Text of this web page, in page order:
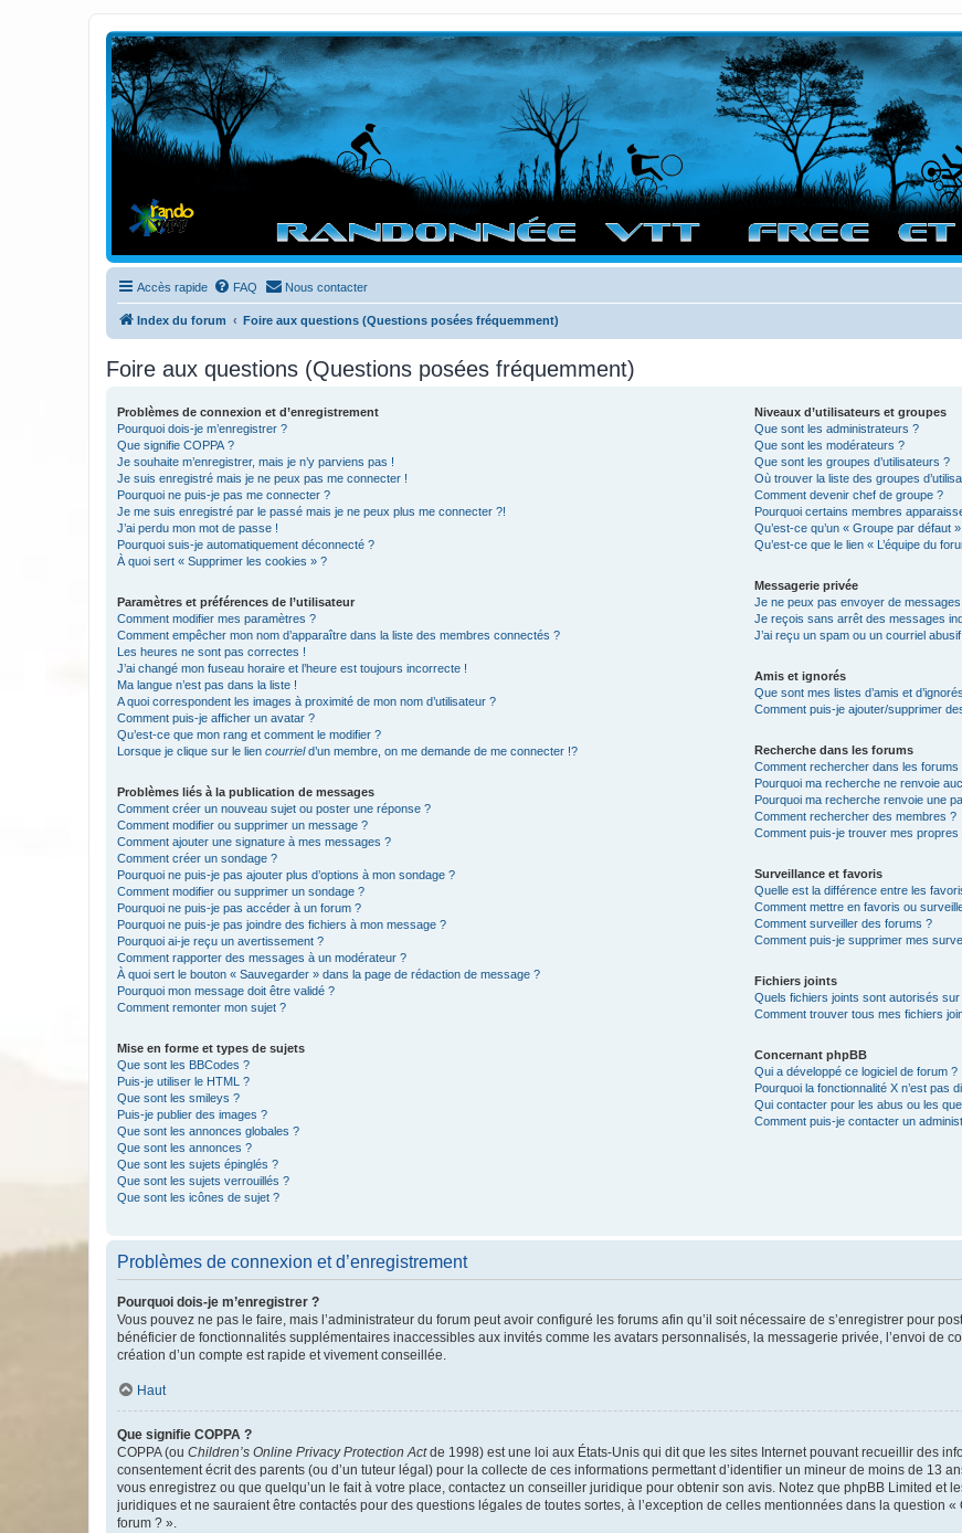
Randovttfree.fr
Bienvenue sur le site des randos vtt et pédestre de Bretagne . Bonne navigation sur le site et bonnes randos dans l'Ouest !
Accès rapide FAQ Nous contacter
Index du forum Foire aux questions (Questions posées fréquemment)
Foire aux questions (Questions posées fréquemment)
Problèmes de connexion et d’enregistrement
Pourquoi dois-je m’enregistrer ?
Que signifie COPPA ?
Je souhaite m’enregistrer, mais je n’y parviens pas !
Je suis enregistré mais je ne peux pas me connecter !
Pourquoi ne puis-je pas me connecter ?
Je me suis enregistré par le passé mais je ne peux plus me connecter ?!
J’ai perdu mon mot de passe !
Pourquoi suis-je automatiquement déconnecté ?
À quoi sert « Supprimer les cookies » ?
Paramètres et préférences de l’utilisateur
Comment modifier mes paramètres ?
Comment empêcher mon nom d’apparaître dans la liste des membres connectés ?
Les heures ne sont pas correctes !
J’ai changé mon fuseau horaire et l’heure est toujours incorrecte !
Ma langue n’est pas dans la liste !
A quoi correspondent les images à proximité de mon nom d’utilisateur ?
Comment puis-je afficher un avatar ?
Qu’est-ce que mon rang et comment le modifier ?
Lorsque je clique sur le lien courrield’un membre, on me demande de me connecter !?
Problèmes liés à la publication de messages
Comment créer un nouveau sujet ou poster une réponse ?
Comment modifier ou supprimer un message ?
Comment ajouter une signature à mes messages ?
Comment créer un sondage ?
Pourquoi ne puis-je pas ajouter plus d’options à mon sondage ?
Comment modifier ou supprimer un sondage ?
Pourquoi ne puis-je pas accéder à un forum ?
Pourquoi ne puis-je pas joindre des fichiers à mon message ?
Pourquoi ai-je reçu un avertissement ?
Comment rapporter des messages à un modérateur ?
À quoi sert le bouton « Sauvegarder » dans la page de rédaction de message ?
Pourquoi mon message doit être validé ?
Comment remonter mon sujet ?
Mise en forme et types de sujets
Que sont les BBCodes ?
Puis-je utiliser le HTML ?
Que sont les smileys ?
Puis-je publier des images ?
Que sont les annonces globales ?
Que sont les annonces ?
Que sont les sujets épinglés ?
Que sont les sujets verrouillés ?
Que sont les icônes de sujet ?
Niveaux d’utilisateurs et groupes
Que sont les administrateurs ?
Que sont les modérateurs ?
Que sont les groupes d’utilisateurs ?
Où trouver la liste des groupes
Comment devenir chef de groupe ?
Pourquoi certains membres
Qu’est-ce qu’un « Groupe par défaut
Qu’est-ce que le lien « L’équipe du
Messagerie privée
Je ne peux pas envoyer de
Je reçois sans arrêt des messages
J’ai reçu un spam ou un courriel
Amis et ignorés
Que sont mes listes d’amis et
Comment puis-je ajouter/supprimer
Recherche dans les forums
Comment rechercher dans les forums
Pourquoi ma recherche ne renvoie
Pourquoi ma recherche renvoie une
Comment rechercher des membres ?
Comment puis-je trouver mes
Surveillance et favoris
Quelle est la différence entre les
Comment mettre en favoris ou
Comment surveiller des forums ?
Comment puis-je supprimer mes
Fichiers joints
Quels fichiers joints sont autorisés
Comment trouver tous mes fichiers
Concernant phpBB
Qui a développé ce logiciel de forum ?
Pourquoi la fonctionnalité X n’est pas
Qui contacter pour les abus ou les
Comment puis-je contacter un
Problèmes de connexion et d’enregistrement
Pourquoi dois-je m’enregistrer ?
Vous pouvez ne pas le faire, mais l’administrateur du forum peut avoir configuré les forums afin qu’il soit nécessaire de s’enregistrer pour
bénéficier de fonctionnalités supplémentaires inaccessibles aux invités comme les avatars personnalisés, la messagerie privée, l’envoi de
création d’un compte est rapide et vivement conseillée.
Haut
Que signifie COPPA ?
COPPA (ou Children’s Online Privacy Protection Actde 1998) est une loi aux États-Unis qui dit que les sites Internet pouvant recueillir des
consentement écrit des parents (ou d’un tuteur légal) pour la collecte de ces informations permettant d’identifier un mineur de moins de 13
vous enregistrez ou que quelqu’un le fait à votre place, contactez un conseiller juridique pour obtenir son avis. Notez que phpBB Limited et
juridiques et ne sauraient être contactés pour des questions légales de toutes sortes, à l’exception de celles mentionnées dans la question
forum ? ».